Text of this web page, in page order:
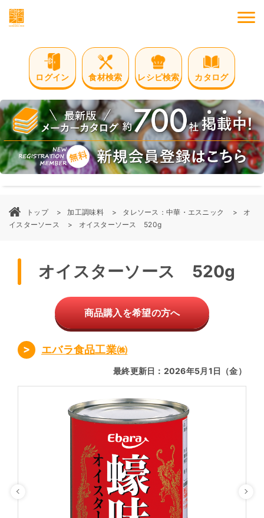
ログイン 食材検索 レシピ検索 カタログ
トップ 加工調味料 タレソース：中華・エスニック
オ
イスターソース
オイスターソース 520g
オイスターソース 520g
商品購入を希望の方へ
エバラ食品工業㈱
最終更新日：2026年5月1日（金）